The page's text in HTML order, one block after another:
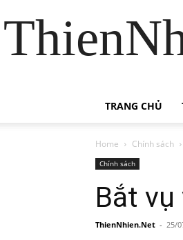
TRANG CHỦ
Home Chính sách
Chính sách
Bắt
ThienNhien.Net - 25/